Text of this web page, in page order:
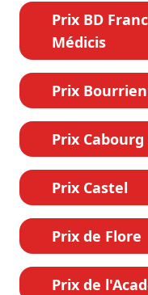
Prix BD
Médicis
Prix
Prix
Prix Castel
Prix de Flore
Prix de